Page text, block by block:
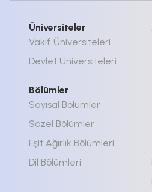
Üniversiteler
Vakıf Üniversiteleri
Devlet Üniversiteleri
Bölümler
Sayısal Bölümler
Sözel Bölümler
Eşit Ağırlık Bölümleri
Dil Bölümleri